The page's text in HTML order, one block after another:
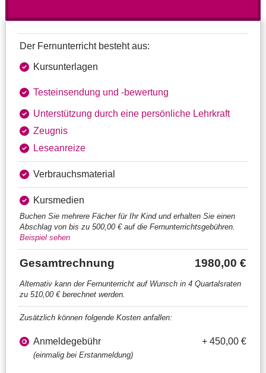
Der Fernunterricht besteht aus:
Kursunterlagen
Testeinsendung und ‑bewertung
Unterstützung durch eine persönliche Lehrkraft
Zeugnis
Leseanreize
Verbrauchsmaterial
Kursmedien
Buchen Sie mehrere Fächer für Ihr Kind und erhalten Sie einen
Abschlag von bis zu 500,00 € auf die Fernunterrichtsgebühren.
Beispiel sehen
Gesamtrechnung 1980,00 €
Alternativ kann der Fernunterricht auf Wunsch in 4 Quartalsraten
zu 510,00 € berechnet werden.
Zusätzlich können folgende Kosten anfallen:
Anmeldegebühr
(einmalig bei Erstanmeldung)
+ 450,00 €